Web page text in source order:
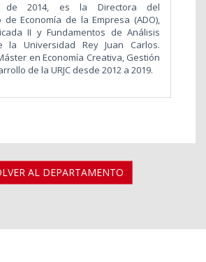
de 2014, es la Directora del
de Economía de la Empresa (ADO),
II y Fundamentos de Análisis
la Universidad Rey Juan Carlos.
en Economía Creativa, Gestión
de la URJC desde 2012 a 2019.
AL DEPARTAMENTO